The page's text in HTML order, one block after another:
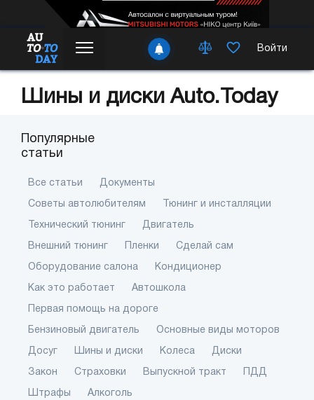
Войти
Шины и диски Auto.Today
Популярные
статьи
Все статьи Документы
Советы автолюбителям Тюнинг и инсталляции
Технический тюнинг Двигатель
Внешний тюнинг Пленки Сделай сам
Оборудование салона Кондиционер
Как это работает Автошкола
Первая помощь на дороге
Бензиновый двигатель Основные виды моторов
Досуг Шины и диски Колеса Диски
Закон Страховки Выпускной тракт ПДД
Штрафы Алкоголь